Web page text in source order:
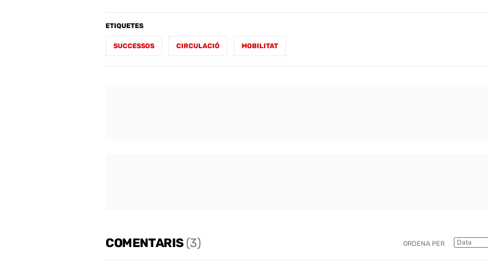
ETIQUETES
SUCCESSOS CIRCULACIÓ MOBILITAT
COMENTARIS (3) ORDENA PER